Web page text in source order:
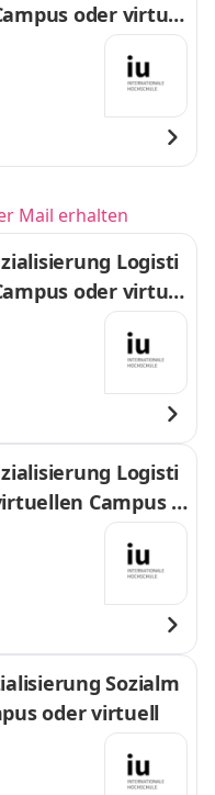
oder virtuel
Mail erhalten
Logisti
oder virtuel
Logisti
Campus -
Sozialm
oder virtuell